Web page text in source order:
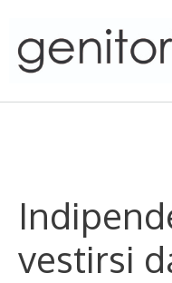
content
vestirsi